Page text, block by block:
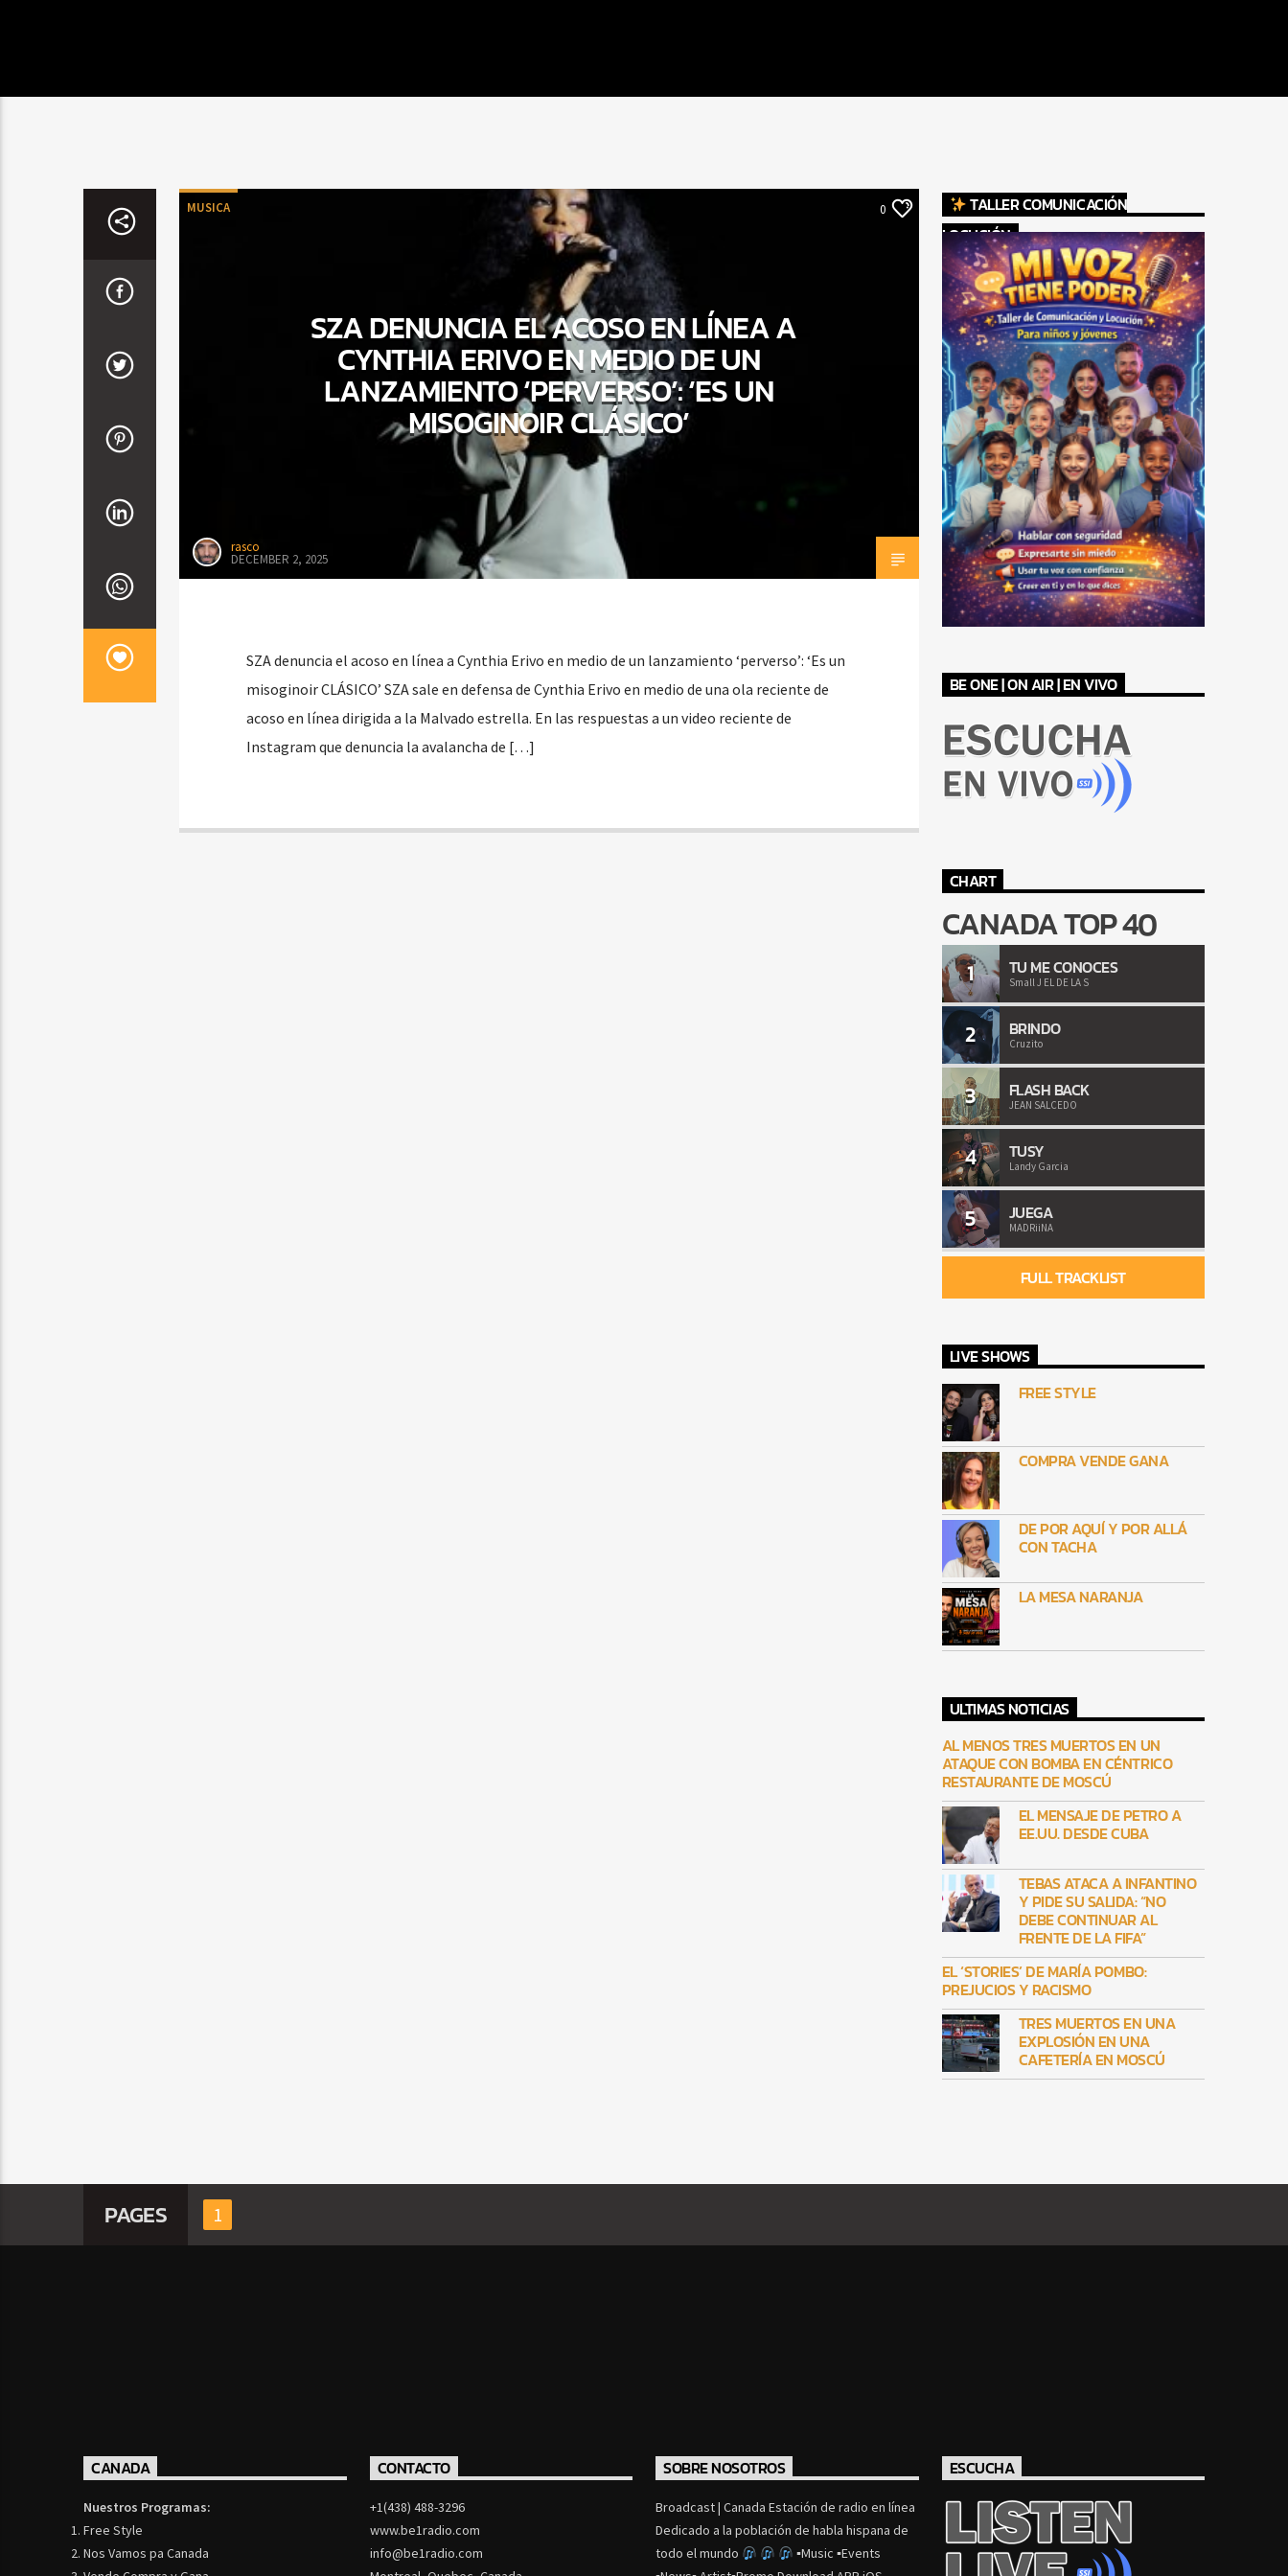
MUSICA 0
SZA DENUNCIA EL ACOSO EN LÍNEA A
CYNTHIA ERIVO EN MEDIO DE UN
LANZAMIENTO ‘PERVERSO’: ‘ES UN
MISOGINOIR CLÁSICO’
rasco
DECEMBER 2, 2025
SZA denuncia el acoso en línea a Cynthia Erivo en medio de un lanzamiento ‘perverso’: ‘Es un
misoginoir CLÁSICO’ SZA sale en defensa de Cynthia Erivo en medio de una ola reciente de
acoso en línea dirigida a la Malvado estrella. En las respuestas a un video reciente de
Instagram que denuncia la avalancha de […]
TALLER COMUNICACIÓN
LOCUCIÓN
BE ONE | ON AIR | EN VIVO
CHART
CANADA TOP 40
1 TU ME CONOCES
Small J EL DE LA S
2 BRINDO
Cruzito
3 FLASH BACK
JEAN SALCEDO
4 TUSY
Landy Garcia
5 JUEGA
MADRiiNA
FULL TRACKLIST
LIVE SHOWS
FREE STYLE
COMPRA VENDE GANA
DE POR AQUÍ Y POR ALLÁ
CON TACHA
LA MESA NARANJA
ULTIMAS NOTICIAS
AL MENOS TRES MUERTOS EN UN
ATAQUE CON BOMBA EN CÉNTRICO
RESTAURANTE DE MOSCÚ
EL MENSAJE DE PETRO A
EE.UU. DESDE CUBA
TEBAS ATACA A INFANTINO
Y PIDE SU SALIDA: “NO
DEBE CONTINUAR AL
FRENTE DE LA FIFA”
EL ‘STORIES’ DE MARÍA POMBO:
PREJUCIOS Y RACISMO
TRES MUERTOS EN UNA
EXPLOSIÓN EN UNA
CAFETERÍA EN MOSCÚ
PAGES 1
CANADA
Nuestros Programas:
Free Style
Nos Vamos pa Canada
CONTACTO
+1(438) 488-3296
www.be1radio.com
info@be1radio.com
SOBRE NOSOTROS
Broadcast | Canada Estación de radio en línea
Dedicado a la población de habla hispana de
todo el mundo
▪Music ▪Events
ESCUCHA